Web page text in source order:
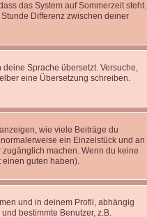
das System auf Sommerzeit steht.
Differenz zwischen deiner
Sprache übersetzt. Versuche,
eine Übersetzung schreiben.
wie viele Beiträge du
ein Einzelstück und an
machen. Wenn du keine
einen guten haben).
und in deinem Profil, abhängig
bestimmte Benutzer, z.B.